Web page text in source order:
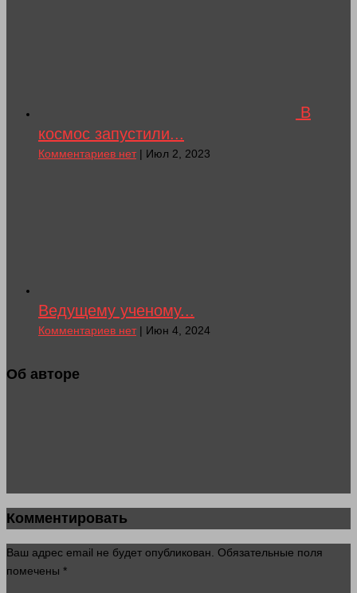
В
космос запустили...
Комментариев нет| Июл 2, 2023
Ведущему ученому...
Комментариев нет| Июн 4, 2024
Об авторе
Комментировать
Ваш адрес email не будет опубликован. Обязательные поля
помечены *